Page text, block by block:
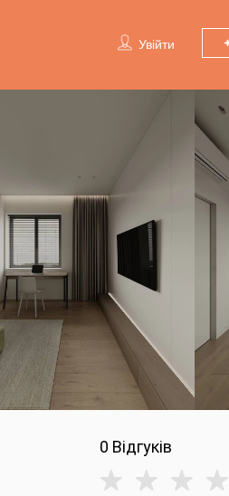
Увійти
0 Вiдгукiв